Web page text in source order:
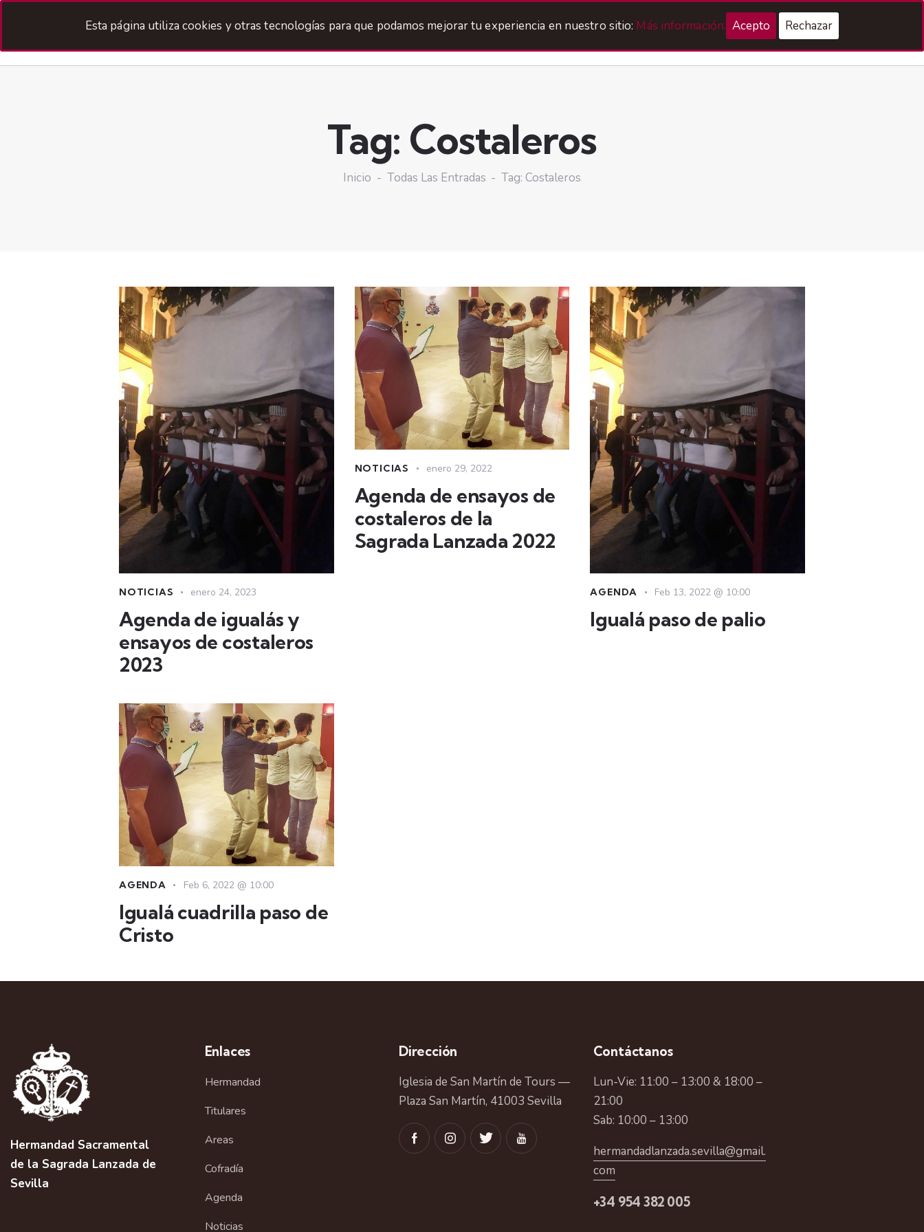
Tag: Costaleros
Inicio Todas Las Entradas Tag: Costaleros
NOTICIAS enero 24, 2023
Agenda de igualás y
ensayos de costaleros
2023
NOTICIAS enero 29, 2022
Agenda de ensayos de
costaleros de la
Sagrada Lanzada 2022
AGENDA Feb 13, 2022 @ 10:00
Igualá paso de palio
AGENDA Feb 6, 2022 @ 10:00
Igualá cuadrilla paso de
Cristo
Hermandad Sacramental
de la Sagrada Lanzada de
Sevilla
Enlaces
Hermandad
Titulares
Areas
Cofradía
Agenda
Noticias
Dirección
Iglesia de San Martín de Tours —
Plaza San Martín, 41003 Sevilla
Contáctanos
Lun-Vie: 11:00 – 13:00 & 18:00 –
21:00
Sab: 10:00 – 13:00
hermandadlanzada.sevilla@gmail.
com
+34 954 382 005
Esta página utiliza cookies y otras tecnologías para que podamos mejorar tu experiencia en nuestro sitio: Más información. Acepto Rechazar